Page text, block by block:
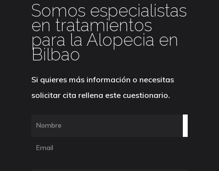
Somos especialistas
en tratamientos
para la Alopecia en
Bilbao
Si quieres más información o necesitas
solicitar cita rellena este cuestionario.